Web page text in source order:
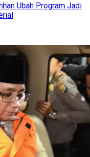
Ubah Program Jadi